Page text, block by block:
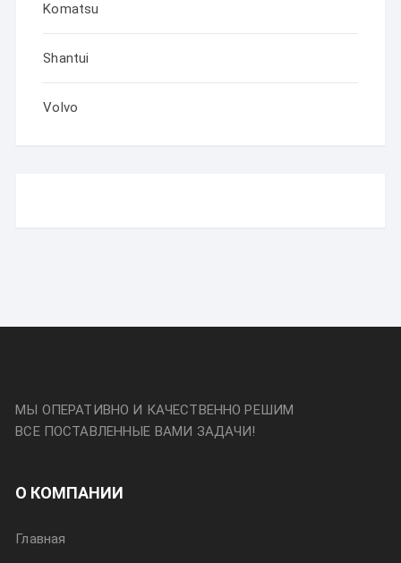
Komatsu
Shantui
Volvo
МЫ ОПЕРАТИВНО И КАЧЕСТВЕННО РЕШИМ
ВСЕ ПОСТАВЛЕННЫЕ ВАМИ ЗАДАЧИ!
О КОМПАНИИ
Главная